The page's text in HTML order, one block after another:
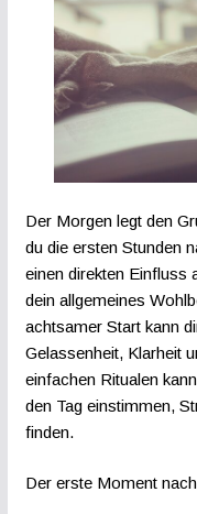
Der Morgen legt den
du die ersten Stunden
einen direkten Einfluss
dein allgemeines
achtsamer Start kann
Gelassenheit, Klarheit
einfachen Ritualen
den Tag einstimmen,
finden.
Der erste Moment